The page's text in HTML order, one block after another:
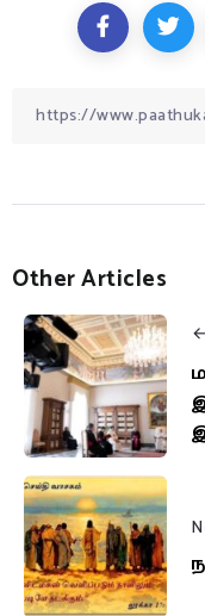
Other Articles